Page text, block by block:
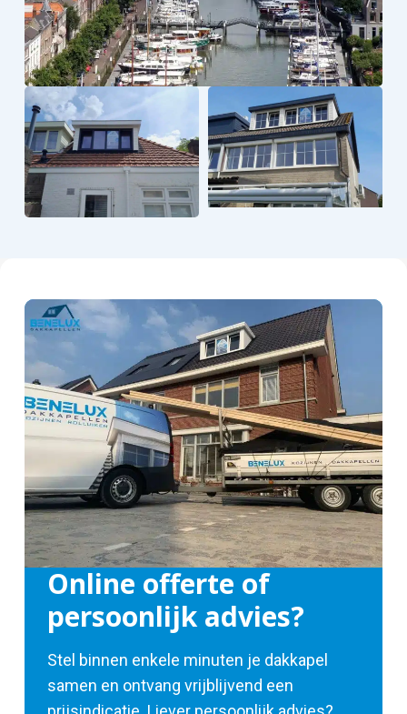
Online offerte of
persoonlijk advies?
Stel binnen enkele minuten je dakkapel
samen en ontvang vrijblijvend een